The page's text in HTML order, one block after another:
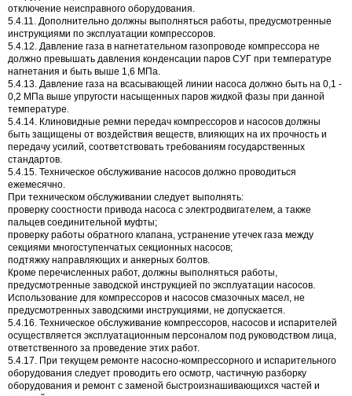
отключение неисправного оборудования.
5.4.11. Дополнительно должны выполняться работы, предусмотренные
инструкциями по эксплуатации компрессоров.
5.4.12. Давление газа в нагнетательном газопроводе компрессора не
должно превышать давления конденсации паров СУГ при температуре
нагнетания и быть выше 1,6 МПа.
5.4.13. Давление газа на всасывающей линии насоса должно быть на 0,1 -
0,2 МПа выше упругости насыщенных паров жидкой фазы при данной
температуре.
5.4.14. Клиновидные ремни передач компрессоров и насосов должны
быть защищены от воздействия веществ, влияющих на их прочность и
передачу усилий, соответствовать требованиям государственных
стандартов.
5.4.15. Техническое обслуживание насосов должно проводиться
ежемесячно.
При техническом обслуживании следует выполнять:
проверку соостности привода насоса с электродвигателем, а также
пальцев соединительной муфты;
проверку работы обратного клапана, устранение утечек газа между
секциями многоступенчатых секционных насосов;
подтяжку направляющих и анкерных болтов.
Кроме перечисленных работ, должны выполняться работы,
предусмотренные заводской инструкцией по эксплуатации насосов.
Использование для компрессоров и насосов смазочных масел, не
предусмотренных заводскими инструкциями, не допускается.
5.4.16. Техническое обслуживание компрессоров, насосов и испарителей
осуществляется эксплуатационным персоналом под руководством лица,
ответственного за проведение этих работ.
5.4.17. При текущем ремонте насосно-компрессорного и испарительного
оборудования следует проводить его осмотр, частичную разборку
оборудования и ремонт с заменой быстроизнашивающихся частей и